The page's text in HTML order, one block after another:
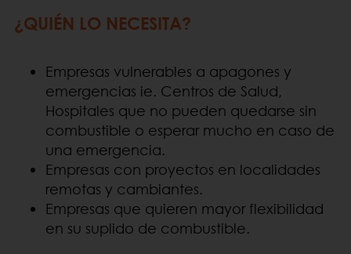
¿QUIÉN LO NECESITA?
Empresas vulnerables a apagones y
emergencias ie. Centros de Salud,
Hospitales que no pueden quedarse sin
combustible o esperar mucho en caso de
una emergencia.
Empresas con proyectos en localidades
remotas y cambiantes.
Empresas que quieren mayor flexibilidad
en su suplido de combustible.